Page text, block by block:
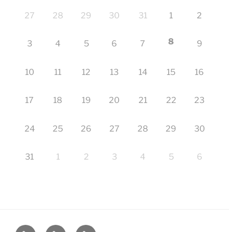
27 28 29 30 31 1 2
3 4 5 6 7 8 9
10 11 12 13 14 15 16
17 18 19 20 21 22 23
24 25 26 27 28 29 30
31 1 2 3 4 5 6